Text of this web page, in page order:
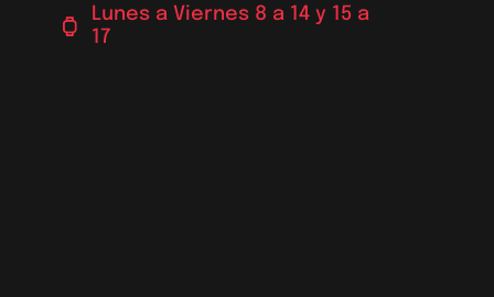
Lunes a Viernes 8 a 14 y 15 a
17